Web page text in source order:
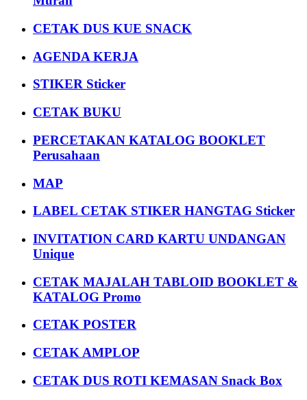
CETAK DUS KUE SNACK
AGENDA KERJA
STIKER Sticker
CETAK BUKU
PERCETAKAN KATALOG BOOKLET
Perusahaan
MAP
LABEL CETAK STIKER HANGTAG Sticker
INVITATION CARD KARTU UNDANGAN
Unique
CETAK MAJALAH TABLOID BOOKLET &
KATALOG Promo
CETAK POSTER
CETAK AMPLOP
CETAK DUS ROTI KEMASAN Snack Box